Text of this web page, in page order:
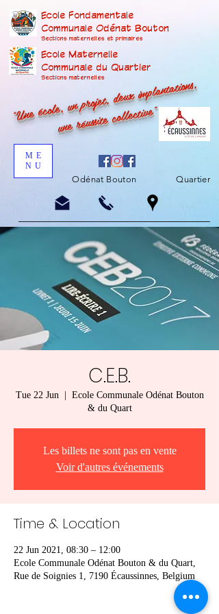
Ecole Fondamentale
Communale Odénat Bouton
Sections maternelles et primaires
Ecole Maternelle
Communale du Quartier
Sections maternelles
"Une école, un projet, deux implantations,
une réussite collective"
ME
NU
Odénat Bouton Quartier
C.E.B.
Tue 22 Jun
  |
Ecole Communale Odénat Bouton
& du Quart
Les billets ne sont pas en vente
Voir d'autres événements
Time & Location
22 Jun 2021, 08:30 – 12:00
Ecole Communale Odénat Bouton & du Quart,
Rue de Soignies 1, 7190 Écaussinnes, Belgium